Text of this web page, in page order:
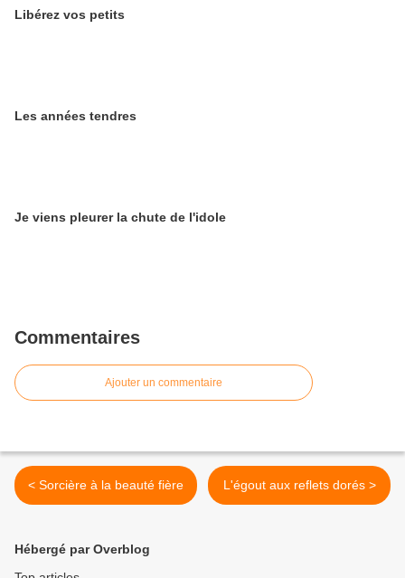
Libérez vos petits
Les années tendres
Je viens pleurer la chute de l'idole
Commentaires
Ajouter un commentaire
< Sorcière à la beauté fière L'égout aux reflets dorés >
Hébergé par Overblog